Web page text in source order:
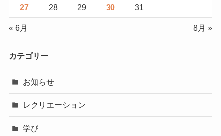
27 28 29 30 31
« 6月 8月 »
カテゴリー
お知らせ
レクリエーション
学び